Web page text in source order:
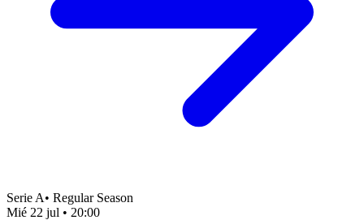
Serie A• Regular Season
Mié 22 jul • 20:00